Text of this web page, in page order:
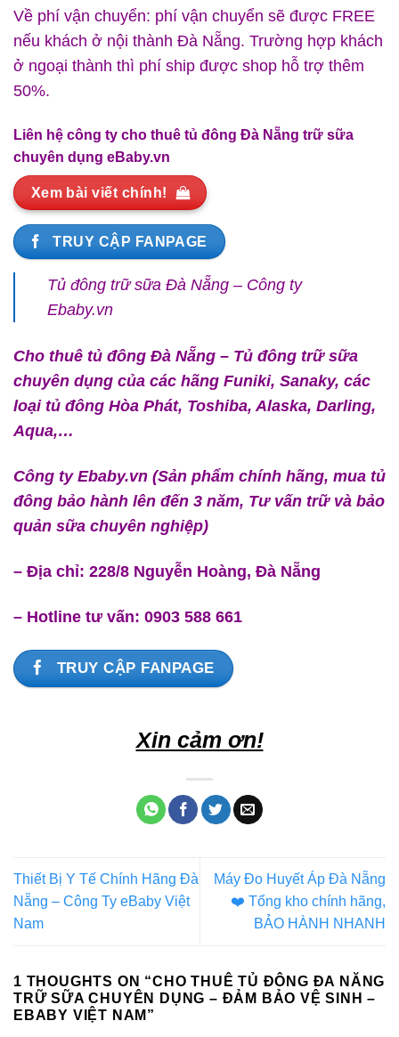
Về phí vận chuyển: phí vận chuyển sẽ được FREE
nếu khách ở nội thành Đà Nẵng. Trường hợp khách
ở ngoại thành thì phí ship được shop hỗ trợ thêm
50%.
Liên hệ công ty cho thuê tủ đông Đà Nẵng trữ sữa
chuyên dụng eBaby.vn
Xem bài viết chính!
TRUY CẬP FANPAGE
Tủ đông trữ sữa Đà Nẵng – Công ty
Ebaby.vn
Cho thuê tủ đông Đà Nẵng – Tủ đông trữ sữa
chuyên dụng của các hãng Funiki, Sanaky, các
loại tủ đông Hòa Phát, Toshiba, Alaska, Darling,
Aqua,…
Công ty Ebaby.vn (Sản phẩm chính hãng, mua tủ
đông bảo hành lên đến 3 năm, Tư vấn trữ và bảo
quản sữa chuyên nghiệp)
– Địa chỉ: 228/8 Nguyễn Hoàng, Đà Nẵng
– Hotline tư vấn: 0903 588 661
TRUY CẬP FANPAGE
Xin cảm ơn!
Thiết Bị Y Tế Chính Hãng Đà
Nẵng – Công Ty eBaby Việt
Nam
Máy Đo Huyết Áp Đà Nẵng
❤️️ Tổng kho chính hãng,
BẢO HÀNH NHANH
1 THOUGHTS ON “CHO THUÊ TỦ ĐÔNG ĐA NĂNG
TRỮ SỮA CHUYÊN DỤNG – ĐẢM BẢO VỆ SINH –
EBABY VIỆT NAM ”